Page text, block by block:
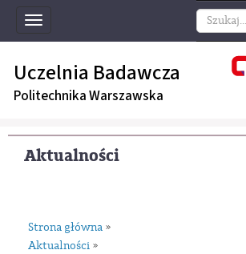
Toggle
navigation
Uczelnia Badawcza
Politechnika Warszawska
Aktualności
Strona główna »
Aktualności »